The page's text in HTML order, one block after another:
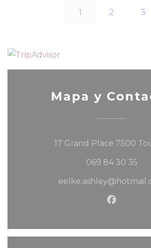
1 2 3
Mapa y
17 Grand Place 7500
069 84 30 35